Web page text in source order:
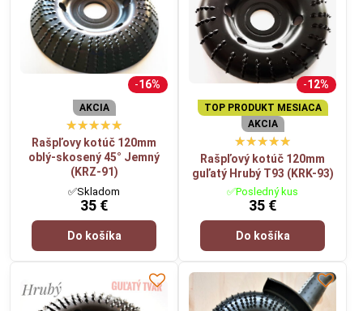
Videá Youtube sú blokované Voľbami súkromia
16%
AKCIA
Rašpľovy kotúč 120mm
oblý-skosený 45° Jemný
(KRZ-91)
✅Skladom
35 €
Do košíka
12%
TOP PRODUKT MESIACA
AKCIA
Rašpľový kotúč 120mm
guľatý Hrubý T93 (KRK-93)
✅Posledný kus
35 €
Do košíka